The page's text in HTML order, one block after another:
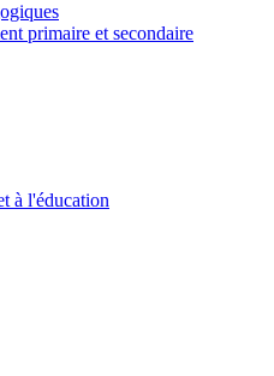
primaire et secondaire
à l'éducation